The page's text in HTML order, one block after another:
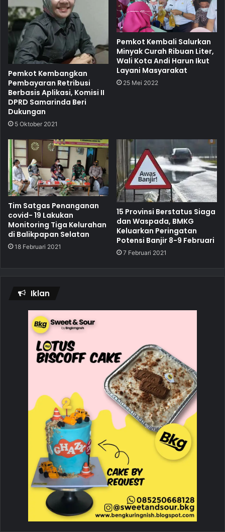
Pemkot Kembangkan
Pembayaran Retribusi
Berbasis Aplikasi, Komisi II
DPRD Samarinda Beri
Dukungan
5 Oktober 2021
Pemkot Kembali Salurkan
Minyak Curah Ribuan Liter,
Wali Kota Andi Harun Ikut
Layani Masyarakat
25 Mei 2022
Tim Satgas Penanganan
covid- 19 Lakukan
Monitoring Tiga Kelurahan
di Balikpapan Selatan
18 Februari 2021
15 Provinsi Berstatus Siaga
dan Waspada, BMKG
Keluarkan Peringatan
Potensi Banjir 8-9 Februari
7 Februari 2021
Iklan